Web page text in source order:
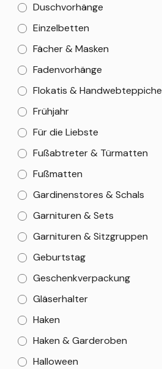
Duschvorhänge
Einzelbetten
Fächer & Masken
Fadenvorhänge
Flokatis & Handwebteppiche
Frühjahr
Für die Liebste
Fußabtreter & Türmatten
Fußmatten
Gardinenstores & Schals
Garnituren & Sets
Garnituren & Sitzgruppen
Geburtstag
Geschenkverpackung
Gläserhalter
Haken
Haken & Garderoben
Halloween